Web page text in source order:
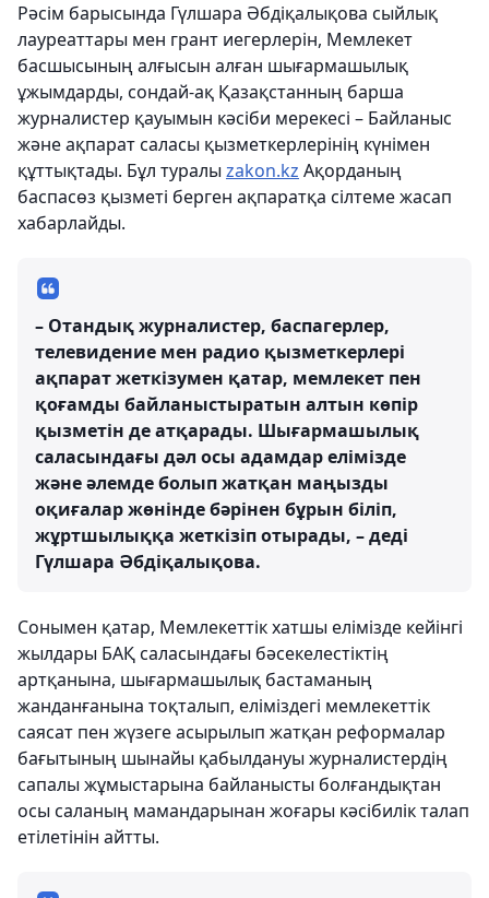
Рәсім барысында Гүлшара Әбдіқалықова сыйлық
лауреаттары мен грант иегерлерін, Мемлекет
басшысының алғысын алған шығармашылық
ұжымдарды, сондай-ақ Қазақстанның барша
журналистер қауымын кәсіби мерекесі – Байланыс
және ақпарат саласы қызметкерлерінің күнімен
құттықтады. Бұл туралы zakon.kz Ақорданың
баспасөз қызметі берген ақпаратқа сілтеме жасап
хабарлайды.
– Отандық журналистер, баспагерлер,
телевидение мен радио қызметкерлері
ақпарат жеткізумен қатар, мемлекет пен
қоғамды байланыстыратын алтын көпір
қызметін де атқарады. Шығармашылық
саласындағы дәл осы адамдар елімізде
және әлемде болып жатқан маңызды
оқиғалар жөнінде бәрінен бұрын біліп,
жұртшылыққа жеткізіп отырады, – деді
Гүлшара Әбдіқалықова.
Сонымен қатар, Мемлекеттік хатшы елімізде кейінгі
жылдары БАҚ саласындағы бәсекелестіктің
артқанына, шығармашылық бастаманың
жанданғанына тоқталып, еліміздегі мемлекеттік
саясат пен жүзеге асырылып жатқан реформалар
бағытының шынайы қабылдануы журналистердің
сапалы жұмыстарына байланысты болғандықтан
осы саланың мамандарынан жоғары кәсібилік талап
етілетінін айтты.